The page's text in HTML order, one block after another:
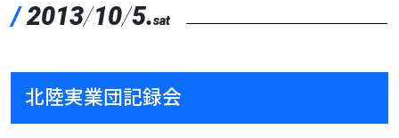
/2013/10/5.sat
北陸実業団記録会